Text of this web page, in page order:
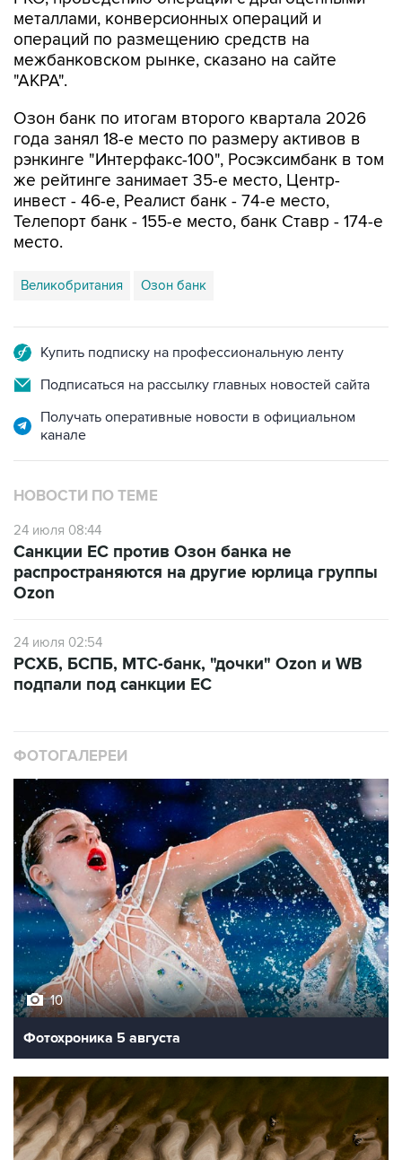
металлами, конверсионных операций и
операций по размещению средств на
межбанковском рынке, сказано на сайте
"АКРА".
Озон банк по итогам второго квартала 2026
года занял 18-е место по размеру активов в
рэнкинге "Интерфакс-100", Росэксимбанк в том
же рейтинге занимает 35-е место, Центр-
инвест - 46-е, Реалист банк - 74-е место,
Телепорт банк - 155-е место, банк Ставр - 174-е
место.
Великобритания Озон банк
Купить подписку на профессиональную ленту
Подписаться на рассылку главных новостей сайта
Получать оперативные новости в официальном
канале
НОВОСТИ ПО ТЕМЕ
24 июля 08:44
Санкции ЕС против Озон банка не
распространяются на другие юрлица группы
Ozon
24 июля 02:54
РСХБ, БСПБ, МТС-банк, "дочки" Ozon и WB
подпали под санкции ЕС
ФОТОГАЛЕРЕИ
10
Фотохроника 5 августа